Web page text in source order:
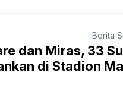
Berita
dan Miras, 33
di Stadion